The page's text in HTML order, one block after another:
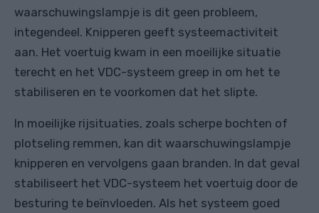
waarschuwingslampje is dit geen probleem,
integendeel. Knipperen geeft systeemactiviteit
aan. Het voertuig kwam in een moeilijke situatie
terecht en het VDC-systeem greep in om het te
stabiliseren en te voorkomen dat het slipte.
In moeilijke rijsituaties, zoals scherpe bochten of
plotseling remmen, kan dit waarschuwingslampje
knipperen en vervolgens gaan branden. In dat geval
stabiliseert het VDC-systeem het voertuig door de
besturing te beïnvloeden. Als het systeem goed